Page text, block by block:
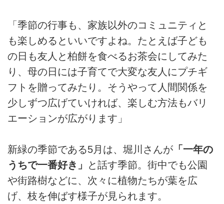
「季節の行事も、家族以外のコミュニティと
も楽しめるといいですよね。たとえば子ども
の日も友人と柏餅を食べるお茶会にしてみた
り、母の日には子育てで大変な友人にプチギ
フトを贈ってみたり。そうやって人間関係を
少しずつ広げていければ、楽しむ方法もバリ
エーションが広がります」
新緑の季節である5月は、堀川さんが 「一年の
うちで一番好き」
と話す季節。街中でも公園
や街路樹などに、次々に植物たちが葉を広
げ、枝を伸ばす様子が見られます。